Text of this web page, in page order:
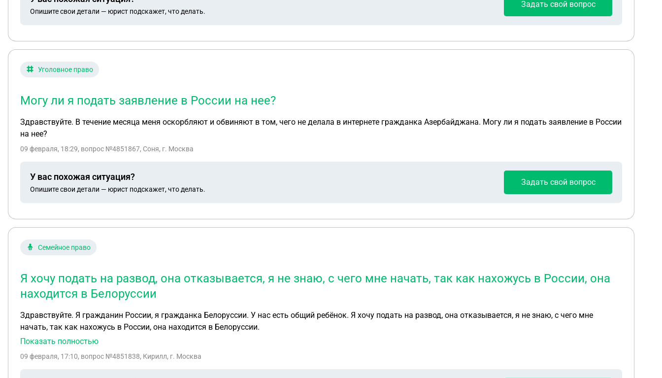
Опишите свои детали — юрист подскажет, что делать.
Задать свой вопрос
Уголовное право
Могу ли я подать заявление в России на нее?
Здравствуйте. В течение месяца меня оскорбляют и обвиняют в том, чего не делала в интернете гражданка Азербайджана. Могу ли я подать заявление в России
на нее?
09 февраля, 18:29, вопрос №4851867, Соня, г. Москва
У вас похожая ситуация?
Опишите свои детали — юрист подскажет, что делать.
Задать свой вопрос
Семейное право
Я хочу подать на развод, она отказывается, я не знаю, с чего мне начать, так как нахожусь в России, она
находится в Белоруссии
Здравствуйте. Я гражданин России, я гражданка Белоруссии. У нас есть общий ребёнок. Я хочу подать на развод, она отказывается, я не знаю, с чего мне
начать, так как нахожусь в России, она находится в Белоруссии.
Показать полностью
09 февраля, 17:10, вопрос №4851838, Кирилл, г. Москва